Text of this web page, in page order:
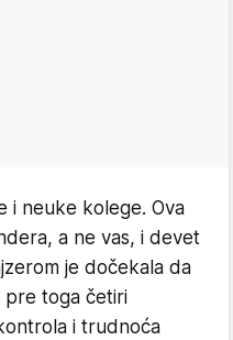
i neuke kolege. Ova
a ne vas, i devet
je dočekala da
pre toga četiri
i trudnoća